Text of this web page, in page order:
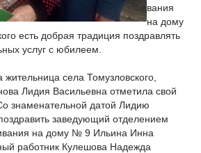
вания
на дому
есть добрая традиция поздравлять
услуг с юбилеем.
села Томузловского,
Лидия Васильевна отметила свой
знаменательной датой Лидию
заведующий отделением
на дому № 9 Ильина Инна
работник Кулешова Надежда